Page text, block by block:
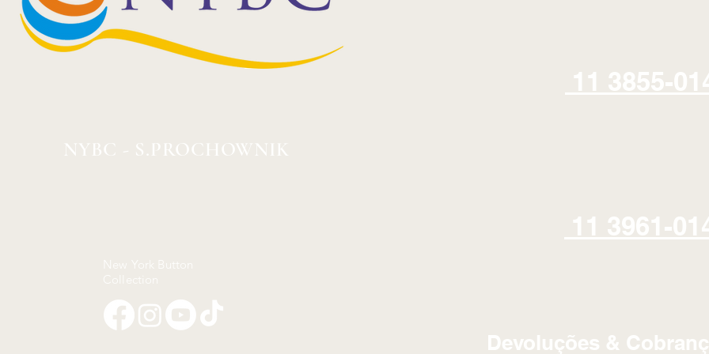
11 3855-
NYBC - S.PROCHOWNIK
11 3961-
New York Button
Devoluções &